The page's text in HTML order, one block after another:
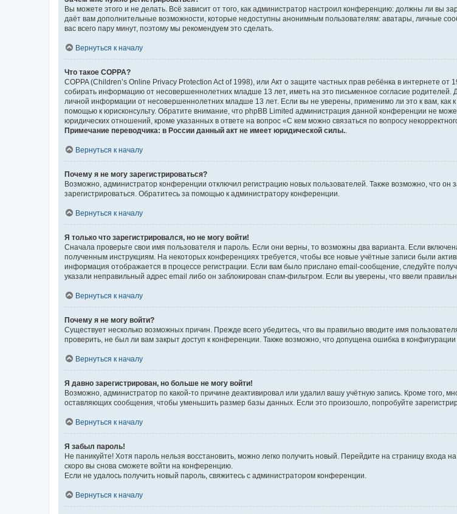
Вы можете этого и не делать. Всё зависит от того, как администратор настроил конференцию: должны ли вы
даёт вам дополнительные возможности, которые недоступны анонимным пользователям: аватары, личные
вас всего пару минут, поэтому мы рекомендуем это сделать.
Вернуться к началу
Что такое COPPA?
COPPA (Children’s Online Privacy Protection Act of 1998), или Акт о защите частных прав ребёнка в интернете
собирать информацию от несовершеннолетних младше 13 лет, иметь на это письменное согласие
личной информации от несовершеннолетних младше 13 лет. Если вы не уверены, применимо ли это к вам, как
помощью к юрисконсульту. Обратите внимание, что phpBB Limited администрация данной конференции не
юридических отношений, кроме указанных в ответе на вопрос «С кем можно связаться по вопросу
Примечание переводчика: в России данный акт не имеет юридической силы.
Вернуться к началу
Почему я не могу зарегистрироваться?
Возможно, администратор конференции отключил регистрацию новых пользователей. Также возможно, что
зарегистрироваться. Обратитесь за помощью к администратору конференции.
Вернуться к началу
Я только что зарегистрировался, но не могу войти!
Сначала проверьте свои имя пользователя и пароль. Если они верны, то возможны два варианта. Если
полученным инструкциям. На некоторых конференциях требуется, чтобы все новые учётные записи были
информация отображается в процессе регистрации. Если вам было прислано email-сообщение, следуйте
указали неправильный адрес email либо он заблокирован спам-фильтром. Если вы уверены, что ввели
Вернуться к началу
Почему я не могу войти?
Существует несколько возможных причин. Прежде всего убедитесь, что вы правильно вводите имя
проверить, не был ли вам закрыт доступ к конференции. Также возможно, что допущена ошибка в
Вернуться к началу
Я давно зарегистрирован, но больше не могу войти!
Возможно, администратор по какой-то причине деактивировал или удалил вашу учётную запись. Кроме того,
оставляющих сообщения, чтобы уменьшить размер базы данных. Если это произошло, попробуйте
Вернуться к началу
Я забыл пароль!
Не паникуйте! Хотя пароль нельзя восстановить, можно легко получить новый. Перейдите на страницу входа
скоро вы снова сможете войти на конференцию.
Если не удалось получить новый пароль, свяжитесь с администратором конференции.
Вернуться к началу